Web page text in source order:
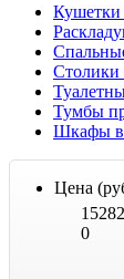
Кушетки
Столики
Тумбы
Шкафы в
Цена
0